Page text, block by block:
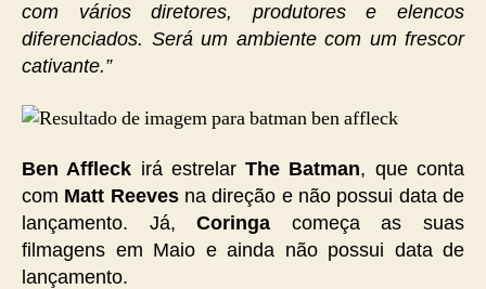
com vários diretores, produtores e elencos
diferenciados. Será um ambiente com um frescor
cativante.”
Ben Affleck irá estrelarThe Batman, que conta
com Matt Reevesna direção e não possui data de
lançamento. Já,Coringa começa as suas
filmagens em Maio e ainda não possui data de
lançamento.